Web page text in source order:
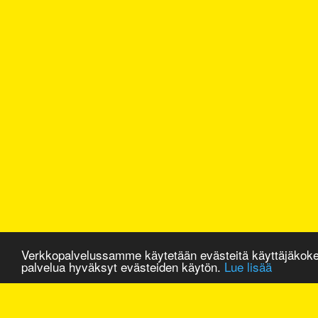
Verkkopalvelussamme käytetään evästeitä
palvelua hyväksyt evästeiden käytön. Lue lisää